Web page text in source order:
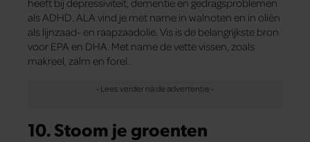
als ADHD. ALA vind je met name in walnoten en in oliën
als lijnzaad- en raapzaadolie. Vis is de belangrijkste bron
voor EPA en DHA. Met name de vette vissen, zoals
makreel, zalm en forel.
10. Stoom je groenten